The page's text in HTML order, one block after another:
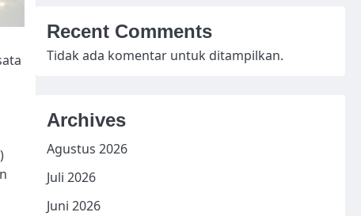
Recent Comments
Tidak ada komentar untuk ditampilkan.
Archives
Agustus 2026
Juli 2026
Juni 2026